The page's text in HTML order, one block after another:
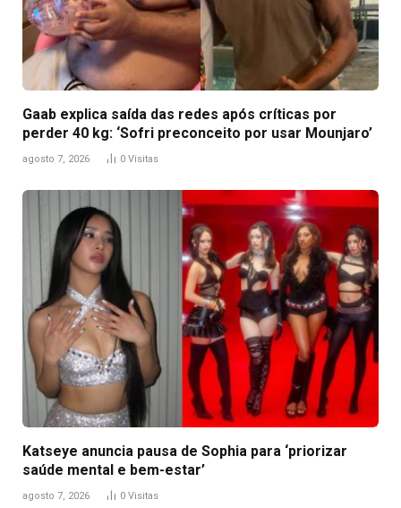
Gaab explica saída das redes após críticas por
perder 40 kg: ‘Sofri preconceito por usar Mounjaro’
agosto 7, 2026 0 Visitas
Katseye anuncia pausa de Sophia para ‘priorizar
saúde mental e bem-estar’
agosto 7, 2026 0 Visitas